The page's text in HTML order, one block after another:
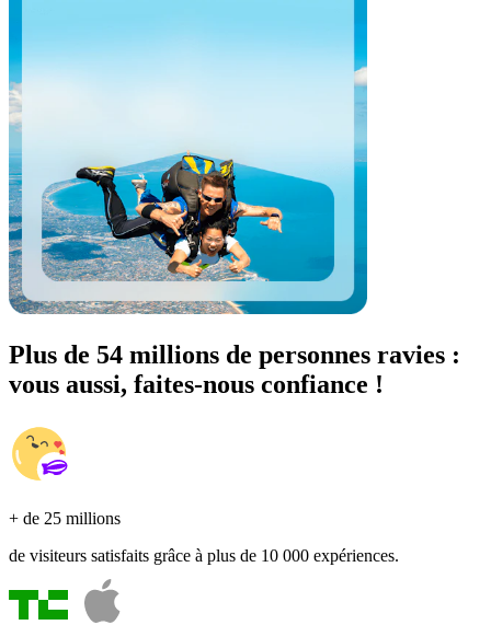
Plus de 54 millions de personnes ravies :
vous aussi, faites-nous confiance !
+ de 25 millions
de visiteurs satisfaits grâce à plus de 10 000 expériences.